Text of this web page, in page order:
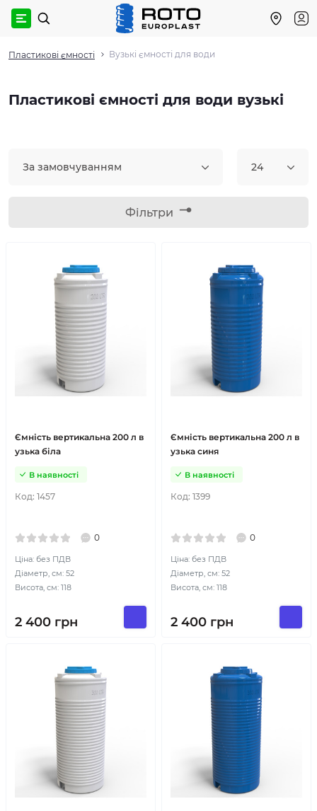
Пластикові ємності Вузькі ємності для води
Пластикові ємності для води вузькі
За замовчуванням 24
Фільтри
Ємність вертикальна 200 л в
узька біла
Код: 1457
В наявності
0
Ціна: без ПДВ
Діаметр, см: 52
Висота, см: 118
2 400 грн
Ємність вертикальна 200 л в
узька синя
Код: 1399
В наявності
0
Ціна: без ПДВ
Діаметр, см: 52
Висота, см: 118
2 400 грн